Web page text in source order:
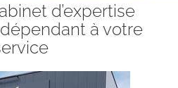
d’expertise
à votre